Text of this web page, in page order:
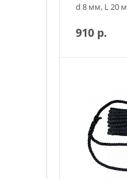
d 8 мм, L 20 м
910 р.